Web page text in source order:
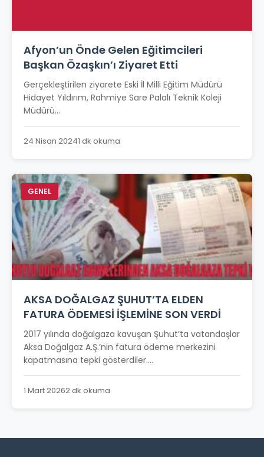
Afyon’un Önde Gelen Eğitimcileri
Başkan Özaşkın’ı Ziyaret Etti
Gerçekleştirilen ziyarete Eski İl Milli Eğitim Müdürü
Hidayet Yıldırım, Rahmiye Sare Palalı Teknik Koleji
Müdürü...
24 Nisan 20241 dk okuma
GENEL
AKSA DOĞALGAZ ŞUHUT’TA ELDEN
FATURA ÖDEMESİ İŞLEMİNE SON VERDİ
2017 yılında doğalgaza kavuşan Şuhut’ta vatandaşlar
Aksa Doğalgaz A.Ş.’nin fatura ödeme merkezini
kapatmasına tepki gösterdiler....
1 Mart 20262 dk okuma